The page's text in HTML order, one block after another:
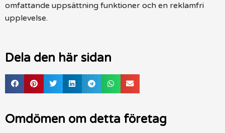
omfattande uppsättning funktioner och en reklamfri
upplevelse.
Dela den här sidan
Omdömen om detta företag